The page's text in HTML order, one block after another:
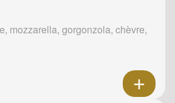
mozzarella, gorgonzola, chèvre,